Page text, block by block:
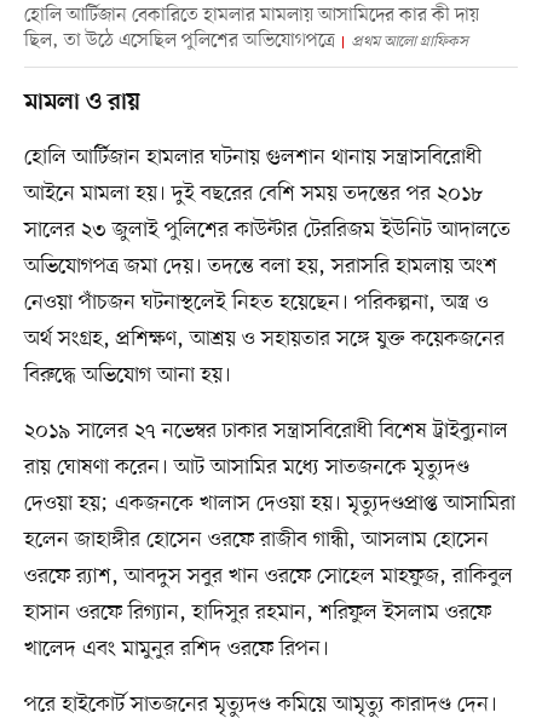
হোলি আর্টিজান বেকারিতে হামলার মামলায় আসামিদের কার কী দায়
ছিল, তা উঠে এসেছিল পুলিশের অভিযোগপত্রে
প্রথম আলো গ্রাফিকস
মামলা ও রায়
হোলি আর্টিজান হামলার ঘটনায় গুলশান থানায় সন্ত্রাসবিরোধী
আইনে মামলা হয়। দুই বছরের বেশি সময় তদন্তের পর ২০১৮
সালের ২৩ জুলাই পুলিশের কাউন্টার টেররিজম ইউনিট আদালতে
অভিযোগপত্র জমা দেয়। তদন্তে বলা হয়, সরাসরি হামলায় অংশ
নেওয়া পাঁচজন ঘটনাস্থলেই নিহত হয়েছেন। পরিকল্পনা, অস্ত্র ও
অর্থ সংগ্রহ, প্রশিক্ষণ, আশ্রয় ও সহায়তার সঙ্গে যুক্ত কয়েকজনের
বিরুদ্ধে অভিযোগ আনা হয়।
২০১৯ সালের ২৭ নভেম্বর ঢাকার সন্ত্রাসবিরোধী বিশেষ ট্রাইব্যুনাল
রায় ঘোষণা করেন। আট আসামির মধ্যে সাতজনকে মৃত্যুদণ্ড
দেওয়া হয়; একজনকে খালাস দেওয়া হয়। মৃত্যুদণ্ডপ্রাপ্ত আসামিরা
হলেন জাহাঙ্গীর হোসেন ওরফে রাজীব গান্ধী, আসলাম হোসেন
ওরফে র‍্যাশ, আবদুস সবুর খান ওরফে সোহেল মাহফুজ, রাকিবুল
হাসান ওরফে রিগ্যান, হাদিসুর রহমান, শরিফুল ইসলাম ওরফে
খালেদ এবং মামুনুর রশিদ ওরফে রিপন।
পরে হাইকোর্ট সাতজনের মৃত্যুদণ্ড কমিয়ে আমৃত্যু কারাদণ্ড দেন।